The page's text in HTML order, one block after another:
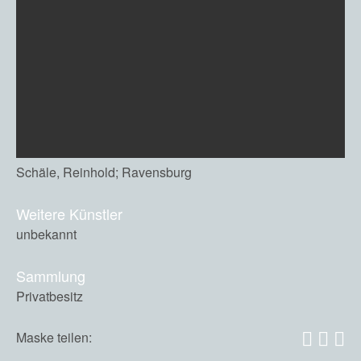
Schäle, Reinhold; Ravensburg
Weitere Künstler
unbekannt
Sammlung
Privatbesitz
Maske teilen: